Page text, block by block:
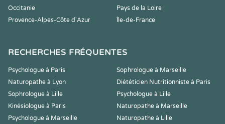
Occitanie
Pays de la Loire
Provence-Alpes-Côte d'Azur
Île-de-France
RECHERCHES FRÉQUENTES
Psychologue à Paris
Sophrologue à Marseille
Naturopathe à Lyon
Diététicien Nutritionniste à Paris
Sophrologue à Lille
Psychologue à Lille
Kinésiologue à Paris
Naturopathe à Marseille
Psychologue à Marseille
Naturopathe à Lille